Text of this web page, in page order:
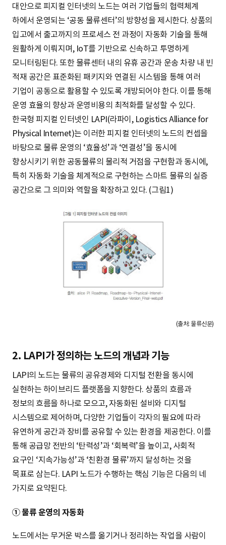
대안으로 피지컬 인터넷의 노드는 여러 기업들의 협력체계
하에서 운영되는 ‘공동 물류센터’의 방향성을 제시한다. 상품의
입고에서 출고까지의 프로세스 전 과정이 자동화 기술을 통해
원활하게 이뤄지며, IoT를 기반으로 신속하고 투명하게
모니터링된다. 또한 물류센터 내의 유휴 공간과 운송 차량 내 빈
적재 공간은 표준화된 패키지와 연결된 시스템을 통해 여러
기업이 공동으로 활용할 수 있도록 개방되어야 한다. 이를 통해
운영 효율의 향상과 운영비용의 최적화를 달성할 수 있다.
한국형 피지컬 인터넷인 LAPI(라파이, Logistics Alliance for
Physical Internet)는 이러한 피지컬 인터넷의 노드의 컨셉을
바탕으로 물류 운영의 ‘효율성’과 ‘연결성’을 동시에
향상시키기 위한 공동물류의 물리적 거점을 구현함과 동시에,
특히 자동화 기술을 체계적으로 구현하는 스마트 물류의 실증
공간으로 그 의미와 역할을 확장하고 있다. (그림1)
(출처: 물류신문)
2. LAPI가 정의하는 노드의 개념과 기능
LAPI의 노드는 물류의 공유경제와 디지털 전환을 동시에
실현하는 하이브리드 플랫폼을 지향한다. 상품의 흐름과
정보의 흐름을 하나로 모으고, 자동화된 설비와 디지털
시스템으로 제어하며, 다양한 기업들이 각자의 필요에 따라
유연하게 공간과 장비를 공유할 수 있는 환경을 제공한다. 이를
통해 공급망 전반의 ‘탄력성’과 ‘회복력’을 높이고, 사회적
요구인 ‘지속가능성’과 ‘친환경 물류’까지 달성하는 것을
목표로 삼는다. LAPI 노드가 수행하는 핵심 기능은 다음의 네
가지로 요약된다.
① 물류 운영의 자동화
노드에서는 무거운 박스를 옮기거나 정리하는 작업을 사람이